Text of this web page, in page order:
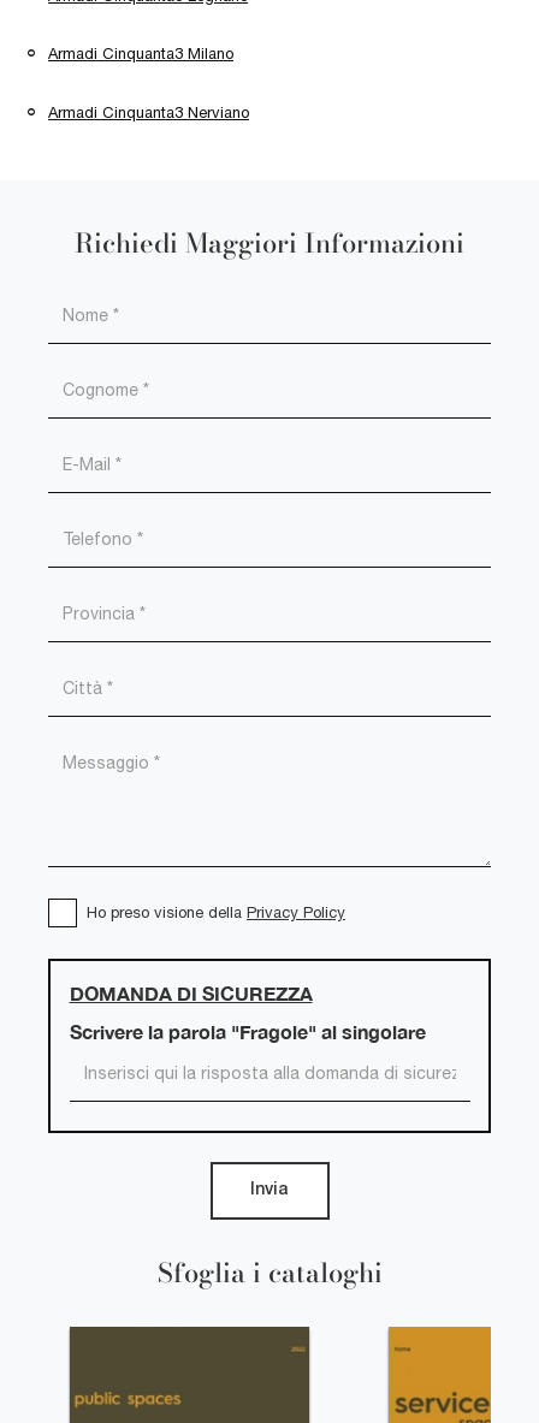
Armadi Cinquanta3 Milano
Armadi Cinquanta3 Nerviano
Sfoglia i cataloghi
Richiedi Maggiori Informazioni
Ho preso visione della Privacy Policy
DOMANDA DI SICUREZZA
Scrivere la parola "Fragole" al singolare
Invia